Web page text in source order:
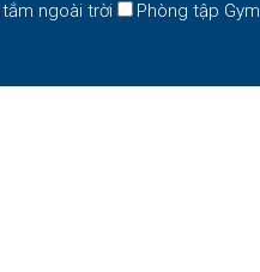
ngoài trời Phòng tập Gym